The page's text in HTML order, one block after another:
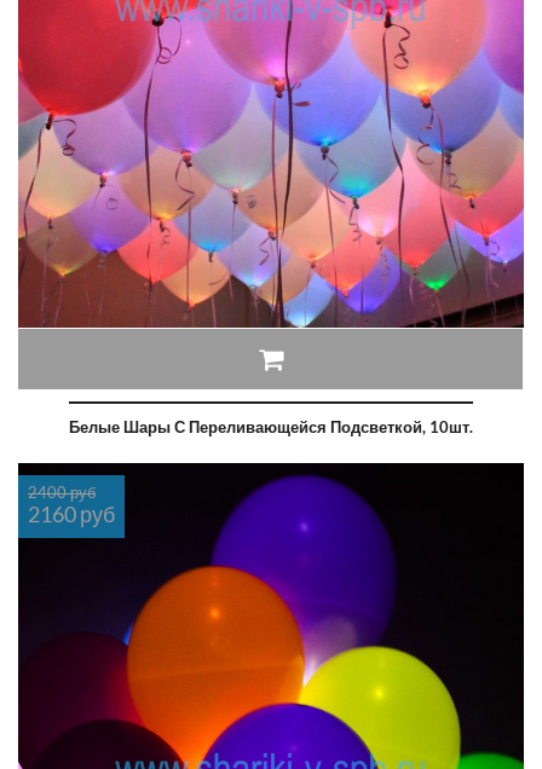
Белые Шары С Переливающейся Подсветкой, 10шт.
2400 руб
2160 руб